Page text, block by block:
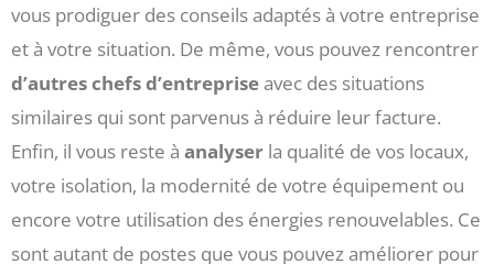
vous prodiguer des conseils adaptés à votre entreprise
et à votre situation. De même, vous pouvez rencontrer
d’autres chefs d’entrepriseavec des situations
similaires qui sont parvenus à réduire leur facture.
Enfin, il vous reste à analyser la qualité de vos locaux,
votre isolation, la modernité de votre équipement ou
encore votre utilisation des énergies renouvelables. Ce
sont autant de postes que vous pouvez améliorer pour